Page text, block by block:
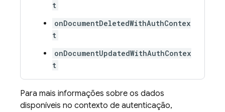
t
onDocumentDeletedWithAuthContex
t
onDocumentUpdatedWithAuthContex
t
Para mais informações sobre os dados
disponíveis no contexto de autenticação,